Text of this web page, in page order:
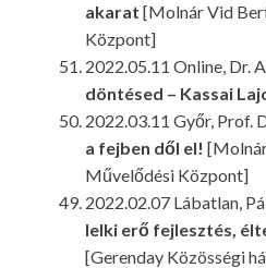
akarat [Molnár Vid
Központ]
2022.05.11 Online, Dr.
döntésed – Kassai
2022.03.11 Győr, Prof.
a fejben dől el!
Művelődési Központ]
2022.02.07 Lábatlan,
lelki erő fejlesztés,
[Gerenday Közösségi